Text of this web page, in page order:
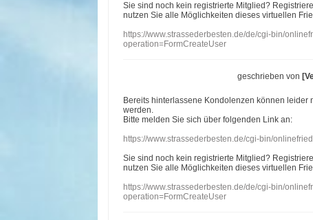
Sie sind noch kein registrierte Mitglied?
nutzen Sie alle Möglichkeiten dieses virtuellen
https://www.strassederbesten.de/de/cgi-bin/
operation=FormCreateUser
geschrieben von
Bereits hinterlassene Kondolenzen können
werden.
Bitte melden Sie sich über folgenden Link an:
https://www.strassederbesten.de/cgi-bin/
Sie sind noch kein registrierte Mitglied?
nutzen Sie alle Möglichkeiten dieses virtuellen
https://www.strassederbesten.de/de/cgi-bin/
operation=FormCreateUser